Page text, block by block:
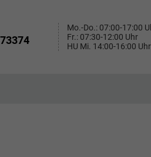
Mo.-Do.: 07:00-17:00
Fr.: 07:30-12:00 Uhr
HU Mi. 14:00-16:00 Uhr